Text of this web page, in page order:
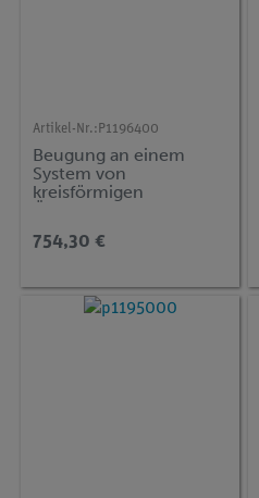
Artikel-Nr.: P1196400
Beugung an einem
System von
kreisförmigen
754,30 €